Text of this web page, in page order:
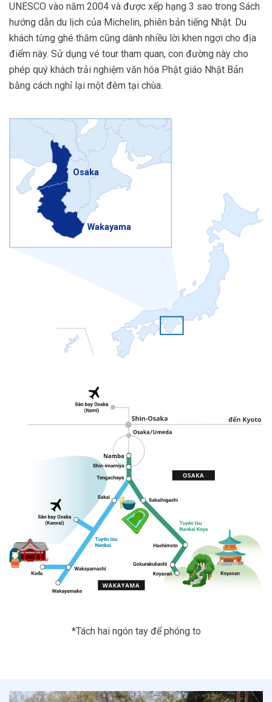
UNESCO vào năm 2004 và được xếp hạng 3 sao trong Sách
hướng dẫn du lịch của Michelin, phiên bản tiếng Nhật. Du
khách từng ghé thăm cũng dành nhiều lời khen ngợi cho địa
điểm này. Sử dụng vé tour tham quan, con đường này cho
phép quý khách trải nghiệm văn hóa Phật giáo Nhật Bản
bằng cách nghỉ lại một đêm tại chùa.
Osaka
Wakayama
*Tách hai ngón tay để phóng to